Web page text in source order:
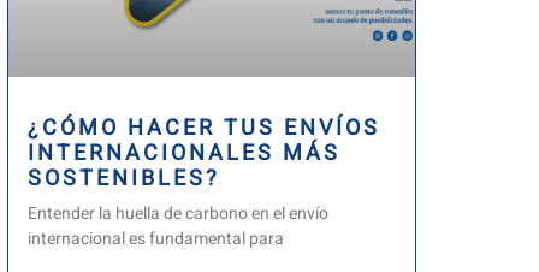
¿CÓMO HACER TUS ENVÍOS
INTERNACIONALES MÁS
SOSTENIBLES?
Entender la huella de carbono en el envío
internacional es fundamental para